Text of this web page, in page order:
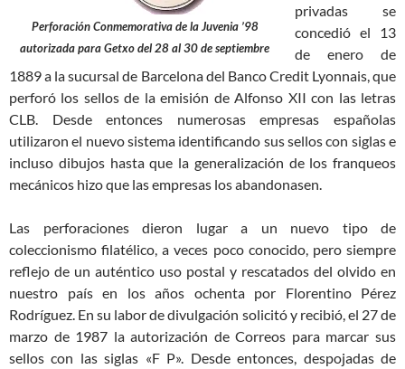
Perforación Conmemorativa de la Juvenia ’98
autorizada para Getxo del 28 al 30 de septiembre
privadas se
concedió el 13
de enero de
1889 a la sucursal de Barcelona del Banco Credit Lyonnais, que
perforó los sellos de la emisión de Alfonso XII con las letras
CLB. Desde entonces numerosas empresas españolas
utilizaron el nuevo sistema identificando sus sellos con siglas e
incluso dibujos hasta que la generalización de los franqueos
mecánicos hizo que las empresas los abandonasen.
Las perforaciones dieron lugar a un nuevo tipo de
coleccionismo filatélico, a veces poco conocido, pero siempre
reflejo de un auténtico uso postal y rescatados del olvido en
nuestro país en los años ochenta por Florentino Pérez
Rodríguez. En su labor de divulgación solicitó y recibió, el 27 de
marzo de 1987 la autorización de Correos para marcar sus
sellos con las siglas «F P». Desde entonces, despojadas de